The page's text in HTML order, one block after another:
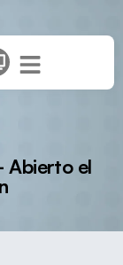
Abierto el